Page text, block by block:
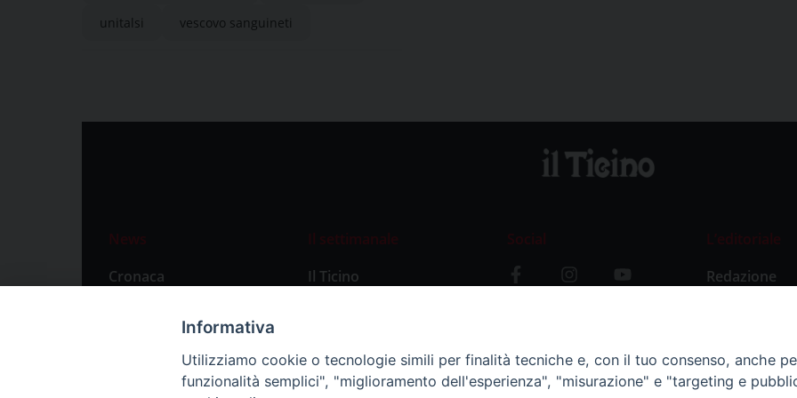
unitalsi vescovo sanguineti
News
Cronaca
Primo Piano
Il settimanale
Il Ticino
Social
L’editoriale
Redazione
Informativa
Utilizziamo cookie o tecnologie simili per finalità tecniche e, con il tuo consenso, anche
funzionalità semplici", "miglioramento dell'esperienza", "misurazione" e "targeting e